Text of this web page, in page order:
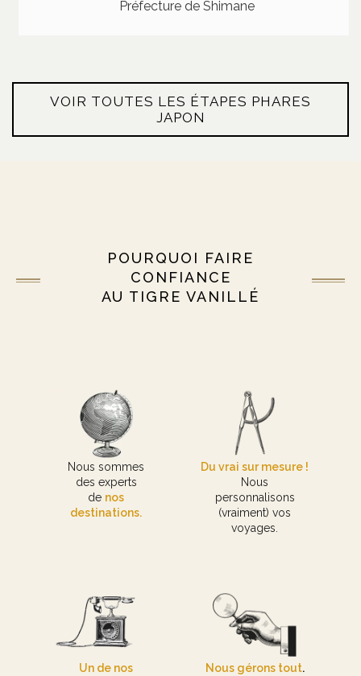
Préfecture de Shimane
VOIR TOUTES LES ÉTAPES PHARES
JAPON
POURQUOI FAIRE
CONFIANCE
AU TIGRE VANILLÉ
Nous sommes
des experts
de nos
destinations.
Du vrai sur mesure !
Nous
personnalisons
(vraiment) vos
voyages.
Un de nos
Nous gérons tout.